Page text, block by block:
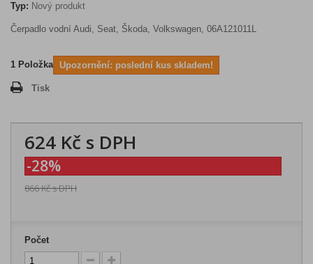
Typ: Nový produkt
Čerpadlo vodní Audi, Seat, Škoda, Volkswagen, 06A121011L
1 Položka Upozornění: poslední kus skladem!
Tisk
624 Kč s DPH
-28%
866 Kčs DPH
Počet